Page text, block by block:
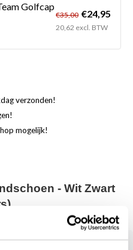
Golfcap
€35,00 €24,95
20,62 excl. BTW
verzonden!
mogelijk!
- Wit Zwart